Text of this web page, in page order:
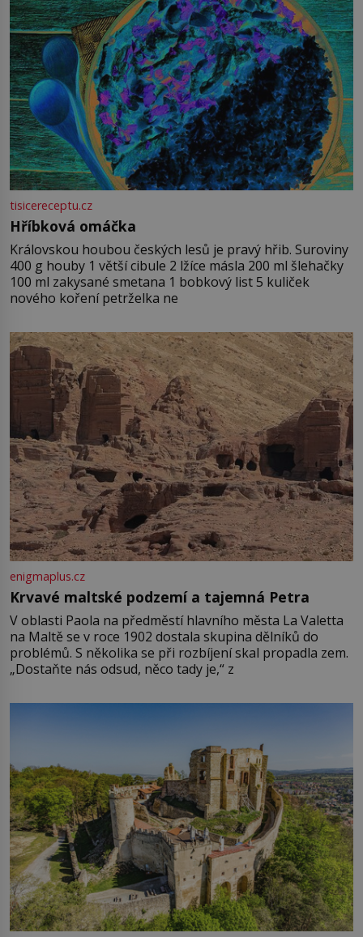
tisicereceptu.cz
Hříbková omáčka
Královskou houbou českých lesů je pravý hřib. Suroviny
400 g houby 1 větší cibule 2 lžíce másla 200 ml šlehačky
100 ml zakysané smetana 1 bobkový list 5 kuliček
nového koření petrželka ne
enigmaplus.cz
Krvavé maltské podzemí a tajemná Petra
V oblasti Paola na předměstí hlavního města La Valetta
na Maltě se v roce 1902 dostala skupina dělníků do
problémů. S několika se při rozbíjení skal propadla zem.
„Dostaňte nás odsud, něco tady je,“ z